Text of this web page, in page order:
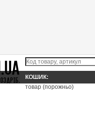
КОШИК:
товар (порожньо)